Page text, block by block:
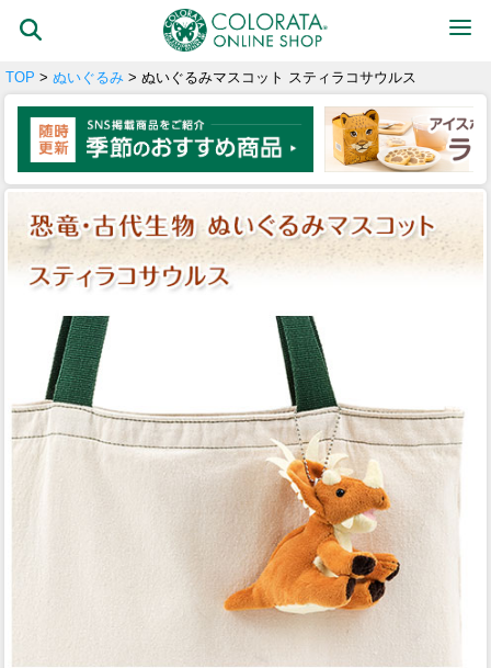
TOP > ぬいぐるみ > ぬいぐるみマスコット スティラコサウルス